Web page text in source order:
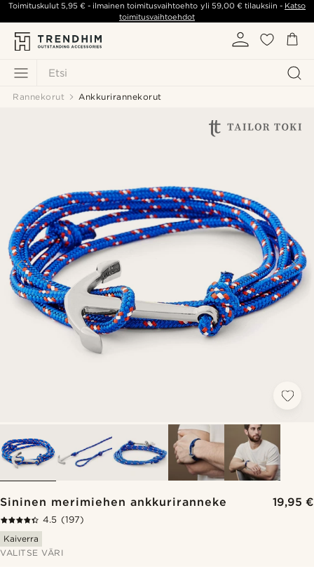
Etsi
Toimituskulut5,95 € - ilmainen toimitusvaihtoehto yli 59,00 €tilauksiin - Katso
toimitusvaihtoehdot
Rannekorut Ankkurirannekorut
Sininen merimiehen ankkuriranneke 19,95 €
4.5 (197)
Kaiverra
VALITSE VÄRI